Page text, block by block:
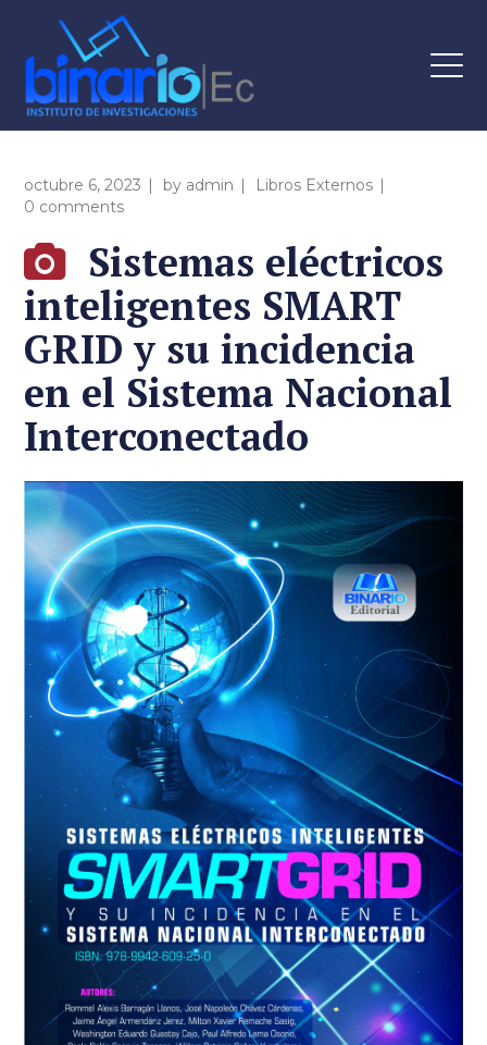
octubre 6, 2023 by admin
Libros Externos
0 comments
Sistemas eléctricos
inteligentes SMART
GRID y su incidencia
en el Sistema Nacional
Interconectado